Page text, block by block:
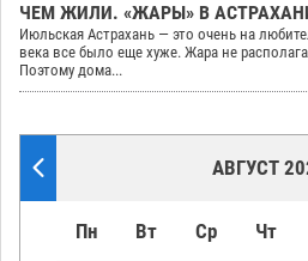
ЧЕМ ЖИЛИ. «ЖАРЫ» В
Июльская Астрахань — это очень на
века все было еще хуже. Жара не
Поэтому дома...
АВГУСТ
Пн Вт Ср Чт